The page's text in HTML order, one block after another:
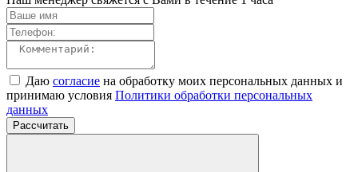
Даю согласие на обработку моих персональных данных и
принимаю условия Политики обработки персональных
данных
Рассчитать